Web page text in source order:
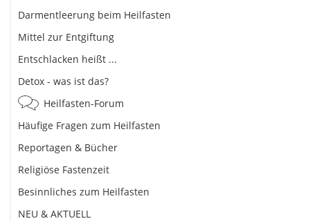
Darmentleerung beim Heilfasten
Mittel zur Entgiftung
Entschlacken heißt ...
Detox - was ist das?
Heilfasten-Forum
Häufige Fragen zum Heilfasten
Reportagen & Bücher
Religiöse Fastenzeit
Besinnliches zum Heilfasten
NEU & AKTUELL